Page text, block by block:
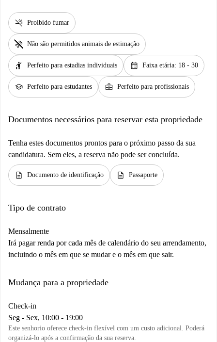
smoke_free Proibido fumar
pet_supplies Não são permitidos animais de estimação
hail Perfeito para estadias individuais calendar_month Faixa etária: 18 - 30
school Perfeito para estudantes business_center Perfeito para profissionais
Documentos necessários para reservar esta propriedade
Tenha estes documentos prontos para o próximo passo da sua
candidatura. Sem eles, a reserva não pode ser concluída.
description Documento de identificação description Passaporte
Tipo de contrato
Mensalmente
Irá pagar renda por cada mês de calendário do seu arrendamento,
incluindo o mês em que se mudar e o mês em que sair.
Mudança para a propriedade
Check-in
Seg - Sex, 10:00 - 19:00
Este senhorio oferece check-in flexível com um custo adicional. Poderá
organizá-lo após a confirmação da sua reserva.